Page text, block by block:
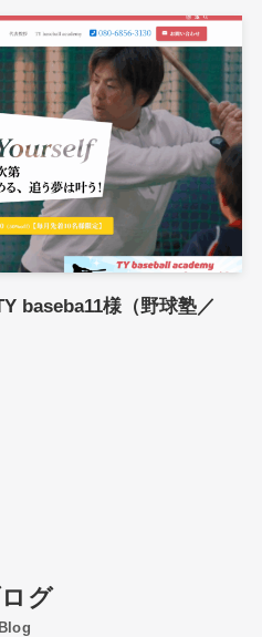
baseba11様（野球塾／
グ
Blog